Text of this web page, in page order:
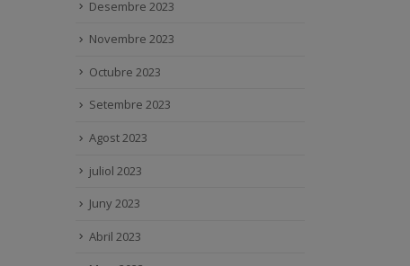
Desembre 2023
Novembre 2023
Octubre 2023
Setembre 2023
Agost 2023
juliol 2023
Juny 2023
Abril 2023